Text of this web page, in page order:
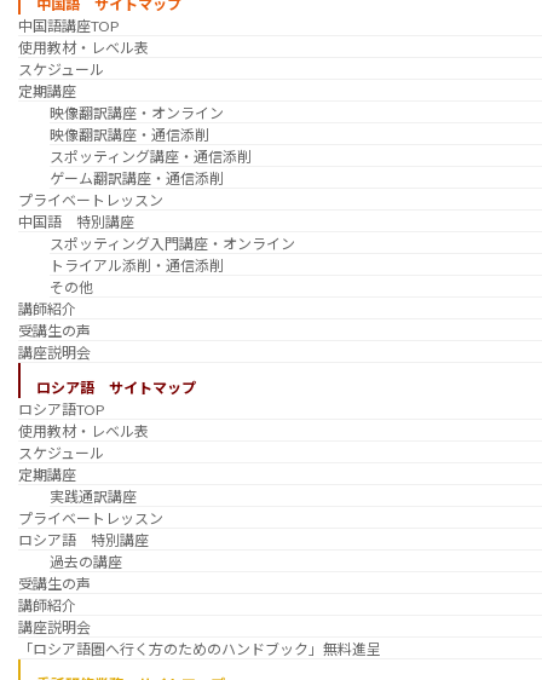
中国語 サイトマップ
中国語講座TOP
使用教材・レベル表
スケジュール
定期講座
映像翻訳講座・オンライン
映像翻訳講座・通信添削
スポッティング講座・通信添削
ゲーム翻訳講座・通信添削
プライベートレッスン
中国語 特別講座
スポッティング入門講座・オンライン
トライアル添削・通信添削
その他
講師紹介
受講生の声
講座説明会
ロシア語 サイトマップ
ロシア語TOP
使用教材・レベル表
スケジュール
定期講座
実践通訳講座
プライベートレッスン
ロシア語 特別講座
過去の講座
受講生の声
講師紹介
講座説明会
「ロシア語圏へ行く方のためのハンドブック」無料進呈